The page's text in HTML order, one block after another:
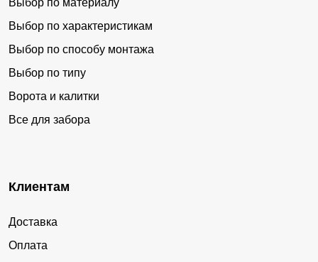
Выбор по материалу
Выбор по характеристикам
Выбор по способу монтажа
Выбор по типу
Ворота и калитки
Все для забора
Клиентам
Доставка
Оплата